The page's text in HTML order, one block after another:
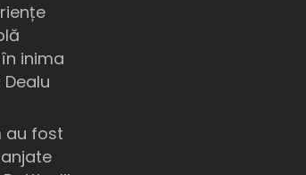
inima
au fost